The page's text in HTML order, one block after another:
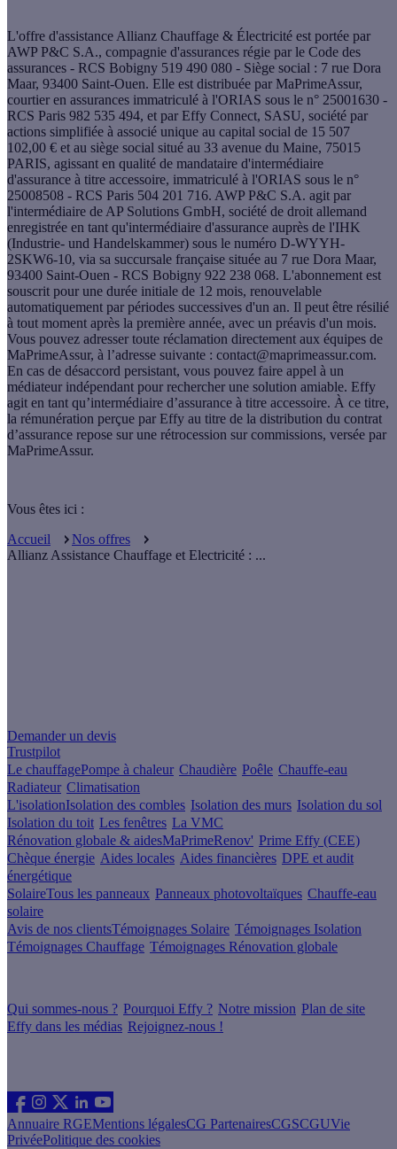
L'offre d'assistance Allianz Chauffage & Électricité est portée par
AWP P&C S.A., compagnie d'assurances régie par le Code des
assurances - RCS Bobigny 519 490 080 - Siège social : 7 rue Dora
Maar, 93400 Saint-Ouen. Elle est distribuée par MaPrimeAssur,
courtier en assurances immatriculé à l'ORIAS sous le n° 25001630 -
RCS Paris 982 535 494, et par Effy Connect, SASU, société par
actions simplifiée à associé unique au capital social de 15 507
102,00 € et au siège social situé au 33 avenue du Maine, 75015
PARIS, agissant en qualité de mandataire d'intermédiaire
d'assurance à titre accessoire, immatriculé à l'ORIAS sous le n°
25008508 - RCS Paris 504 201 716. AWP P&C S.A. agit par
l'intermédiaire de AP Solutions GmbH, société de droit allemand
enregistrée en tant qu'intermédiaire d'assurance auprès de l'IHK
(Industrie- und Handelskammer) sous le numéro D-WYYH-
2SKW6-10, via sa succursale française située au 7 rue Dora Maar,
93400 Saint-Ouen - RCS Bobigny 922 238 068. L'abonnement est
souscrit pour une durée initiale de 12 mois, renouvelable
automatiquement par périodes successives d'un an. Il peut être résilié
à tout moment après la première année, avec un préavis d'un mois.
Vous pouvez adresser toute réclamation directement aux équipes de
MaPrimeAssur, à l’adresse suivante : contact@maprimeassur.com.
En cas de désaccord persistant, vous pouvez faire appel à un
médiateur indépendant pour rechercher une solution amiable. Effy
agit en tant qu’intermédiaire d’assurance à titre accessoire. À ce titre,
la rémunération perçue par Effy au titre de la distribution du contrat
d’assurance repose sur une rétrocession sur commissions, versée par
MaPrimeAssur.
Vous êtes ici :
Accueil
Nos offres
Allianz Assistance Chauffage et Electricité : ...
Demander un devis
Trustpilot
Le chauffagePompe à chaleur Chaudière Poêle Chauffe-eau
Radiateur Climatisation
L'isolationIsolation des combles Isolation des murs Isolation du sol
Isolation du toit Les fenêtres La VMC
Rénovation globale & aidesMaPrimeRenov' Prime Effy (CEE)
Chèque énergie Aides locales Aides financières DPE et audit
énergétique
SolaireTous les panneaux Panneaux photovoltaïques Chauffe-eau
solaire
Avis de nos clientsTémoignages Solaire Témoignages Isolation
Témoignages Chauffage Témoignages Rénovation globale
Qui sommes-nous ? Pourquoi Effy ? Notre mission Plan de site
Effy dans les médias Rejoignez-nous !
Annuaire RGEMentions légalesCG PartenairesCGSCGUVie
PrivéePolitique des cookies